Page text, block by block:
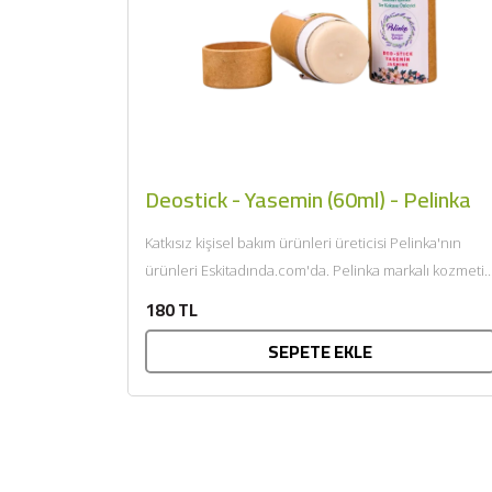
Deostick - Yasemin (60ml) - Pelinka
Katkısız kişisel bakım ürünleri üreticisi Pelinka'nın
ürünleri Eskitadında.com'da. Pelinka markalı kozmetik
180 TL
SEPETE EKLE